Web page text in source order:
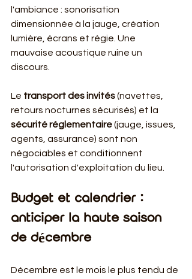
l'ambiance : sonorisation
dimensionnée à la jauge, création
lumière, écrans et régie. Une
mauvaise acoustique ruine un
discours.
Le transport des invités (navettes,
retours nocturnes sécurisés) et la
sécurité réglementaire (jauge, issues,
agents, assurance) sont non
négociables et conditionnent
l'autorisation d'exploitation du lieu.
Budget et calendrier :
anticiper la haute saison
de décembre
Décembre est le mois le plus tendu de